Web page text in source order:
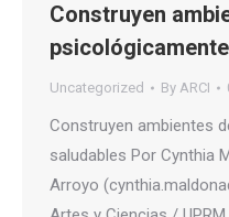
Construyen
Uncategorized By ARCI
Construyen ambientes
saludables Por Cynthia
Arroyo